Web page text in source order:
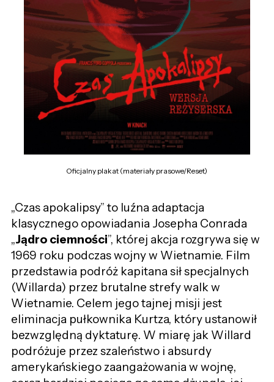
Oficjalny plakat (materiały prasowe/Reset)
„Czas apokalipsy” to luźna adaptacja
klasycznego opowiadania Josepha Conrada
„Jądro ciemności”, której akcja rozgrywa się w
1969 roku podczas wojny w Wietnamie. Film
przedstawia podróż kapitana sił specjalnych
(Willarda) przez brutalne strefy walk w
Wietnamie. Celem jego tajnej misji jest
eliminacja pułkownika Kurtza, który ustanowił
bezwzględną dyktaturę. W miarę jak Willard
podróżuje przez szaleństwo i absurdy
amerykańskiego zaangażowania w wojnę,